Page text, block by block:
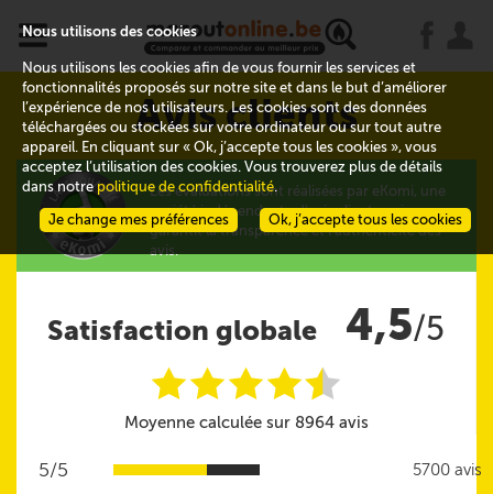
x
Avis clients
Les évaluations sont réalisées par eKomi, une
société indépendante d'avis clients qui
garantit la transparence et l'authenticité des
avis.
Satisfaction globale 4,5/5
iiiii
@
Moyenne calculée sur 8964 avis
5/5 5700 avis
Nous utilisons des cookies
Nous utilisons les cookies afin de vous fournir les services et
fonctionnalités proposés sur notre site et dans le but d’améliorer
l’expérience de nos utilisateurs. Les cookies sont des données
téléchargées ou stockées sur votre ordinateur ou sur tout autre
appareil. En cliquant sur « Ok, j’accepte tous les cookies », vous
acceptez l’utilisation des cookies. Vous trouverez plus de détails
dans notrepolitique de confidentialité.
Ok, j’accepte tous les cookies
Je change mes préférences